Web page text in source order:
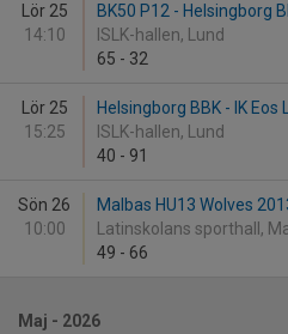
Lör 25
14:10
BK50 P12 - Helsingborg
ISLK-hallen, Lund
65 - 32
Lör 25
15:25
Helsingborg BBK - IK Eos
ISLK-hallen, Lund
40 - 91
Sön 26
10:00
Malbas HU13 Wolves
Latinskolans sporthall,
49 - 66
Maj - 2026